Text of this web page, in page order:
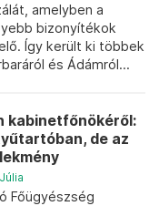
amelyben a
bizonyítékok
Így került ki többek
és Ádámról...
kabinetfőnökéről:
de az
Főügyészség